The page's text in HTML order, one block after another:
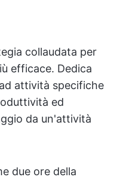
collaudata per
efficace. Dedica
attività specifiche
ed
da un'attività
due ore della